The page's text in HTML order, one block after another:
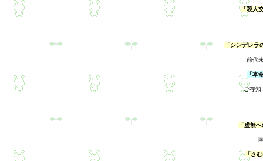
「殺人
「シンデレ
前代
「本
ご存
「虚無
「さ